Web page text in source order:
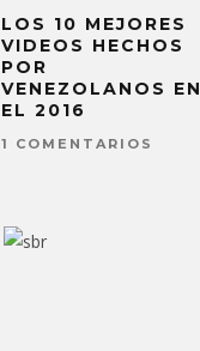
LOS 10 MEJORES
VIDEOS HECHOS
POR
VENEZOLANOS EN
EL 2016
1 COMENTARIOS